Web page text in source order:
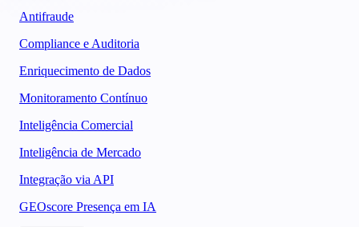
Antifraude
Compliance e Auditoria
Enriquecimento de Dados
Monitoramento Contínuo
Inteligência Comercial
Inteligência de Mercado
Integração via API
GEOscore Presença em IA